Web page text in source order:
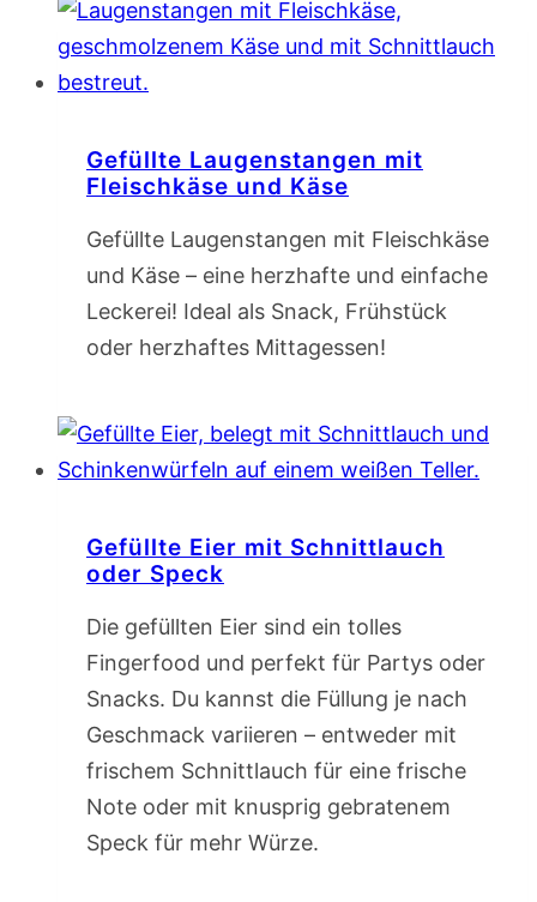
Gefüllte Laugenstangen mit
Fleischkäse und Käse
Gefüllte Laugenstangen mit Fleischkäse
und Käse – eine herzhafte und einfache
Leckerei! Ideal als Snack, Frühstück
oder herzhaftes Mittagessen!
Gefüllte Eier mit Schnittlauch
oder Speck
Die gefüllten Eier sind ein tolles
Fingerfood und perfekt für Partys oder
Snacks. Du kannst die Füllung je nach
Geschmack variieren – entweder mit
frischem Schnittlauch für eine frische
Note oder mit knusprig gebratenem
Speck für mehr Würze.